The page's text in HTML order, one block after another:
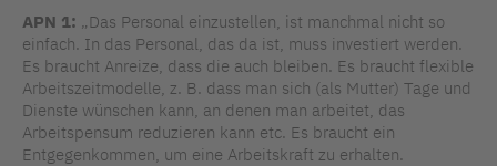
APN 1: „Das Personal einzustellen, ist manchmal nicht so
einfach. In das Personal, das da ist, muss investiert werden.
Es braucht Anreize, dass die auch bleiben. Es braucht flexible
Arbeitszeitmodelle, z. B. dass man sich (als Mutter) Tage und
Dienste wünschen kann, an denen man arbeitet, das
Arbeitspensum reduzieren kann etc. Es braucht ein
Entgegenkommen, um eine Arbeitskraft zu erhalten.